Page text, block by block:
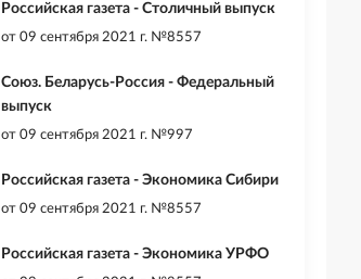
Российская газета - Столичный выпуск
от 09 сентября 2021 г. №8557
Союз. Беларусь-Россия - Федеральный
выпуск
от 09 сентября 2021 г. №997
Российская газета - Экономика Сибири
от 09 сентября 2021 г. №8557
Российская газета - Экономика УРФО